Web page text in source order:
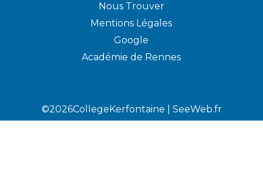
Nous Trouver
Mentions Légales
Google
Académie de Rennes
©2026CollegeKerfontaine | SeeWeb.fr